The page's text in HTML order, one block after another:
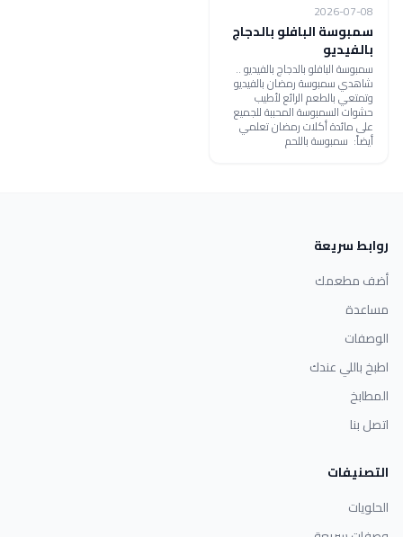
2026-07-08
سمبوسة البافلو بالدجاج
بالفيديو
سمبوسة البافلو بالدجاج بالفيديو ..
شاهدي سمبوسة رمضان بالفيديو
وتمتعي بالطعم الرائع لأطيب
حشوات السمبوسة المحببة للجميع
على مائدة أكلات رمضان تعلمي
أيضاً: سمبوسة باللحم
روابط سريعة
أضف مطعمك
مساعدة
الوصفات
اطبخ باللي عندك
المطابخ
اتصل بنا
التصنيفات
الحلويات